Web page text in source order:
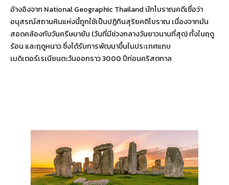
อ้างอิงจาก National Geographic Thailand นักโบราณคดีเชื่อว่า
อนุสรณ์สถานหินแห่งนี้ถูกใช้เป็นปฏิทินสุริยคติโบราณ เนื่องจากมัน
สอดคล้องกับวันครีษมายัน (วันที่มีช่วงกลางวันยาวนานที่สุด) ทั้งในฤดู
ร้อน และฤดูหนาว ซึ่งได้รับการพัฒนาขึ้นในประเทศแถบ
เมดิเตอร์เรเนียนตะวันออกราว 3000 ปีก่อนคริสตกาล